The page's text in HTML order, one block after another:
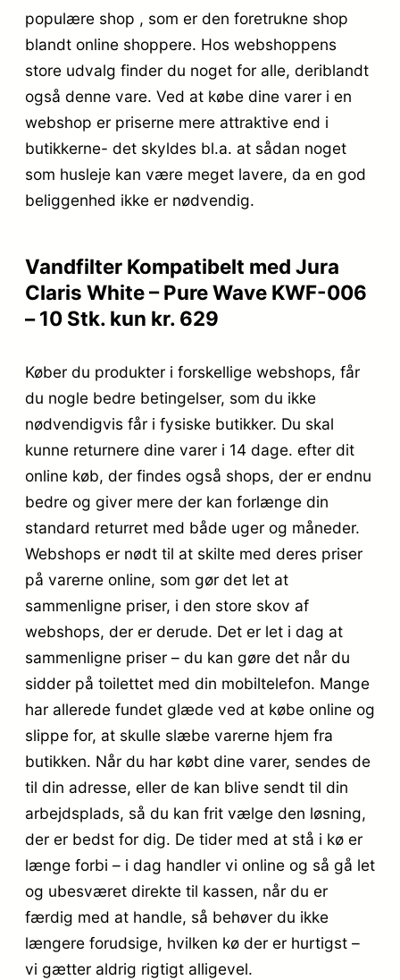
populære shop , som er den foretrukne shop
blandt online shoppere. Hos webshoppens
store udvalg finder du noget for alle, deriblandt
også denne vare. Ved at købe dine varer i en
webshop er priserne mere attraktive end i
butikkerne- det skyldes bl.a. at sådan noget
som husleje kan være meget lavere, da en god
beliggenhed ikke er nødvendig.
Vandfilter Kompatibelt med Jura
Claris White – Pure Wave KWF-006
– 10 Stk. kun kr. 629
Køber du produkter i forskellige webshops, får
du nogle bedre betingelser, som du ikke
nødvendigvis får i fysiske butikker. Du skal
kunne returnere dine varer i 14 dage. efter dit
online køb, der findes også shops, der er endnu
bedre og giver mere der kan forlænge din
standard returret med både uger og måneder.
Webshops er nødt til at skilte med deres priser
på varerne online, som gør det let at
sammenligne priser, i den store skov af
webshops, der er derude. Det er let i dag at
sammenligne priser – du kan gøre det når du
sidder på toilettet med din mobiltelefon. Mange
har allerede fundet glæde ved at købe online og
slippe for, at skulle slæbe varerne hjem fra
butikken. Når du har købt dine varer, sendes de
til din adresse, eller de kan blive sendt til din
arbejdsplads, så du kan frit vælge den løsning,
der er bedst for dig. De tider med at stå i kø er
længe forbi – i dag handler vi online og så gå let
og ubesværet direkte til kassen, når du er
færdig med at handle, så behøver du ikke
længere forudsige, hvilken kø der er hurtigst –
vi gætter aldrig rigtigt alligevel.